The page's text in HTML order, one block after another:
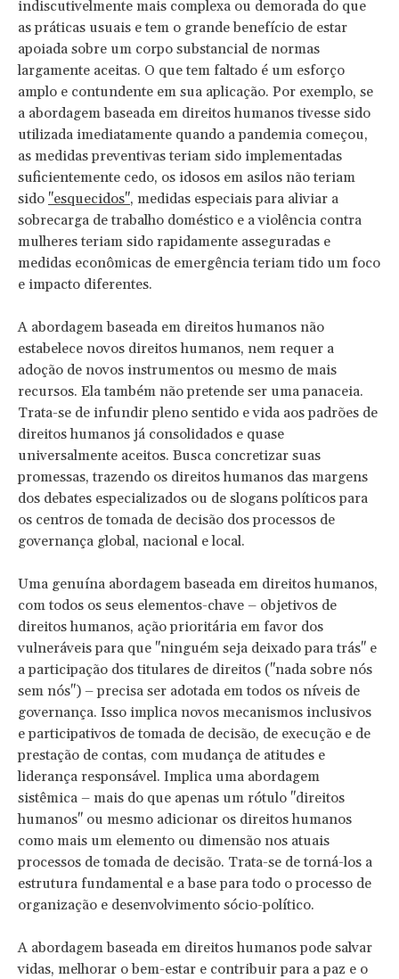
indiscutivelmente mais complexa ou demorada do que
as práticas usuais e tem o grande benefício de estar
apoiada sobre um corpo substancial de normas
largamente aceitas. O que tem faltado é um esforço
amplo e contundente em sua aplicação. Por exemplo, se
a abordagem baseada em direitos humanos tivesse sido
utilizada imediatamente quando a pandemia começou,
as medidas preventivas teriam sido implementadas
suficientemente cedo, os idosos em asilos não teriam
sido "esquecidos", medidas especiais para aliviar a
sobrecarga de trabalho doméstico e a violência contra
mulheres teriam sido rapidamente asseguradas e
medidas econômicas de emergência teriam tido um foco
e impacto diferentes.
A abordagem baseada em direitos humanos não
estabelece novos direitos humanos, nem requer a
adoção de novos instrumentos ou mesmo de mais
recursos. Ela também não pretende ser uma panaceia.
Trata-se de infundir pleno sentido e vida aos padrões de
direitos humanos já consolidados e quase
universalmente aceitos. Busca concretizar suas
promessas, trazendo os direitos humanos das margens
dos debates especializados ou de slogans políticos para
os centros de tomada de decisão dos processos de
governança global, nacional e local.
Uma genuína abordagem baseada em direitos humanos,
com todos os seus elementos-chave – objetivos de
direitos humanos, ação prioritária em favor dos
vulneráveis para que "ninguém seja deixado para trás" e
a participação dos titulares de direitos ("nada sobre nós
sem nós") – precisa ser adotada em todos os níveis de
governança. Isso implica novos mecanismos inclusivos
e participativos de tomada de decisão, de execução e de
prestação de contas, com mudança de atitudes e
liderança responsável. Implica uma abordagem
sistêmica – mais do que apenas um rótulo "direitos
humanos" ou mesmo adicionar os direitos humanos
como mais um elemento ou dimensão nos atuais
processos de tomada de decisão. Trata-se de torná-los a
estrutura fundamental e a base para todo o processo de
organização e desenvolvimento sócio-político.
A abordagem baseada em direitos humanos pode salvar
vidas, melhorar o bem-estar e contribuir para a paz e o